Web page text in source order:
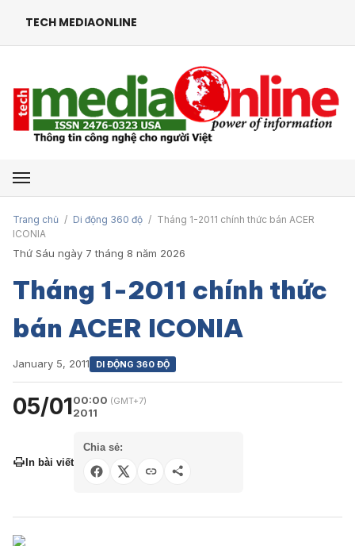
TECH MEDIAONLINE
Mở menu
Trang chủ / Di động 360 độ / Tháng 1-2011 chính thức bán ACER
ICONIA
Thứ Sáu ngày 7 tháng 8 năm 2026
Tháng 1-2011 chính thức
bán ACER ICONIA
January 5, 2011 DI ĐỘNG 360 ĐỘ
05/0100:00 (GMT+7)
2011
In bài viết
Chia sẻ: